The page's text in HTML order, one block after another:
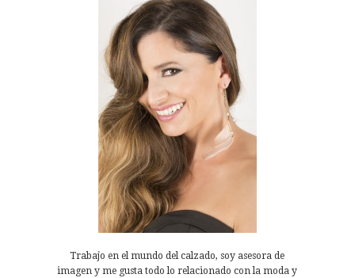
Trabajo en el mundo del calzado, soy asesora de
imagen y me gusta todo lo relacionado con la moda y